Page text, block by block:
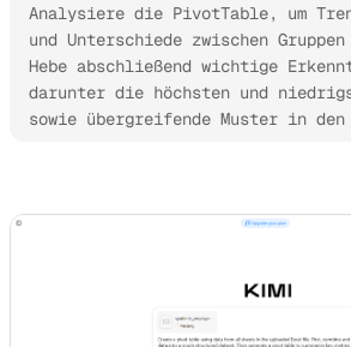
Analysiere die PivotTable, um
und Unterschiede zwischen
Hebe abschließend wichtige
darunter die höchsten und
sowie übergreifende Muster in den